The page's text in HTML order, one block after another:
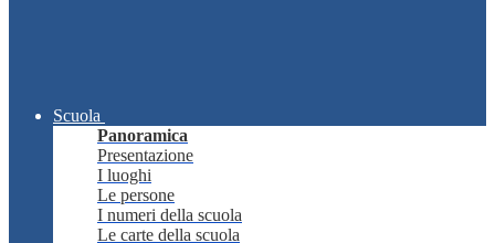
Scuola
Panoramica
Presentazione
I luoghi
Le persone
I numeri della scuola
Le carte della scuola